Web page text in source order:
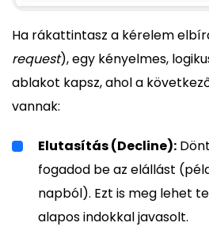
Ha rákattintasz a kérelem
request), egy kényelmes,
ablakot kapsz, ahol a
vannak:
Elutasítás (Decline):
fogadod be az elállást
napból). Ezt is meg lehet
alapos indokkal javasolt.